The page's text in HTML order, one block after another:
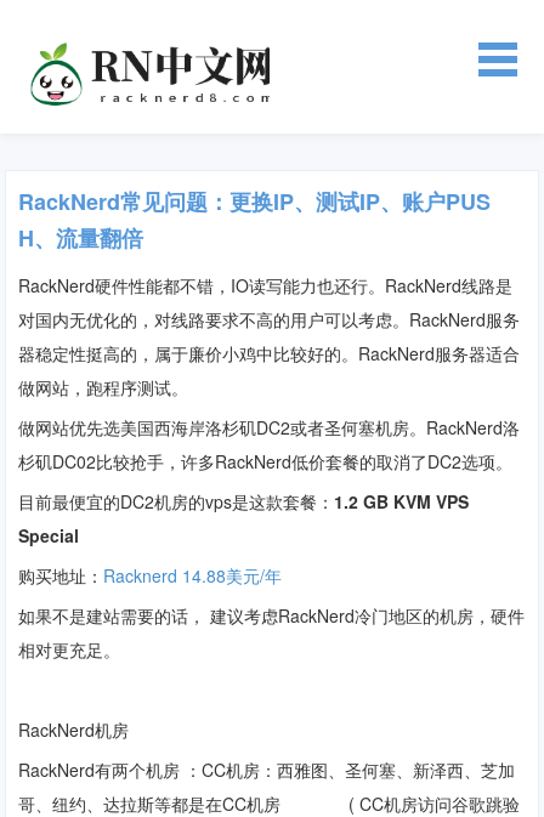
RackNerd常见问题：更换IP、测试IP、账户PUS
H、流量翻倍
RackNerd硬件性能都不错，IO读写能力也还行。RackNerd线路是
对国内无优化的，对线路要求不高的用户可以考虑。RackNerd服务
器稳定性挺高的，属于廉价小鸡中比较好的。RackNerd服务器适合
做网站，跑程序测试。
做网站优先选美国西海岸洛杉矶DC2或者圣何塞机房。RackNerd洛
杉矶DC02比较抢手，许多RackNerd低价套餐的取消了DC2选项。
目前最便宜的DC2机房的vps是这款套餐： 1.2 GB KVM VPS
Special
购买地址： Racknerd 14.88美元/年
如果不是建站需要的话， 建议考虑RackNerd冷门地区的机房，硬件
相对更充足。
RackNerd机房
RackNerd有两个机房 ：CC机房：西雅图、圣何塞、新泽西、芝加
哥、纽约、达拉斯等都是在CC机房 (CC机房访问谷歌跳验